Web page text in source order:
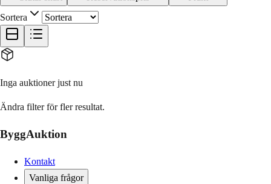
Sortera
Inga auktioner just nu
Ändra filter för fler resultat.
ByggAuktion
Kontakt
Vanliga frågor